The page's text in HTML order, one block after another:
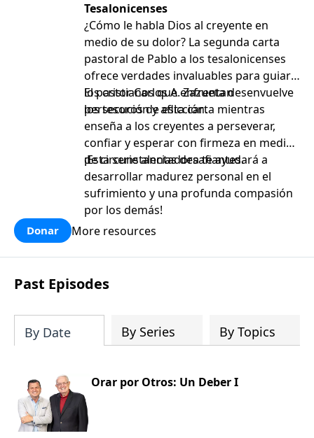
Tesalonicenses
¿Cómo le habla Dios al creyente en
medio de su dolor? La segunda carta
pastoral de Pablo a los tesalonicenses
ofrece verdades invaluables para guiar a
los cristianos que enfrentan
persecución y aflicción.
El pastor Carlos A. Zazueta desenvuelve
los tesoros de esta carta mientras
enseña a los creyentes a perseverar,
confiar y esperar con firmeza en medio
de circunstancias desafiantes.
¡Esta serie alentadora te ayudará a
desarrollar madurez personal en el
sufrimiento y una profunda compasión
por los demás!
Donar More resources
Past Episodes
By Date By Series By Topics
Orar por Otros: Un Deber I